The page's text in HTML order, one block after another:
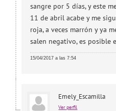
sangre por 5 días, y este
11 de abril acabe y me
roja, a veces marrón y ya
salen negativo, es posible
15/04/2017 a las 7:54
Emely_Escamilla
Ver perfil